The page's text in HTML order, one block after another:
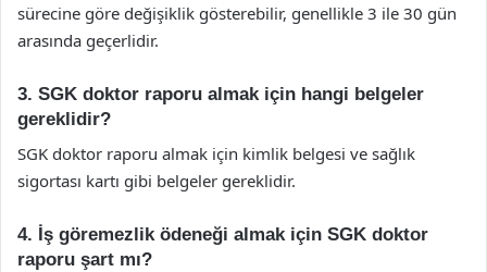
sürecine göre değişiklik gösterebilir, genellikle 3 ile 30 gün
arasında geçerlidir.
3. SGK doktor raporu almak için hangi belgeler
gereklidir?
SGK doktor raporu almak için kimlik belgesi ve sağlık
sigortası kartı gibi belgeler gereklidir.
4. İş göremezlik ödeneği almak için SGK doktor
raporu şart mı?